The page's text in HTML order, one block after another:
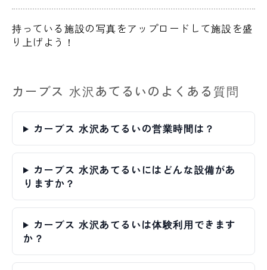
持っている施設の写真をアップロードして施設を盛
り上げよう！
カーブス 水沢あてるいのよくある質問
カーブス 水沢あてるいの営業時間は？
カーブス 水沢あてるいにはどんな設備があ
りますか？
カーブス 水沢あてるいは体験利用できます
か？